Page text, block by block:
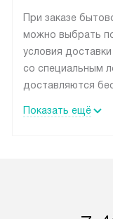
При заказе
можно выбрать
условия
со специальным
доставляются
до подъезда,
в течение трех
Показать ещё